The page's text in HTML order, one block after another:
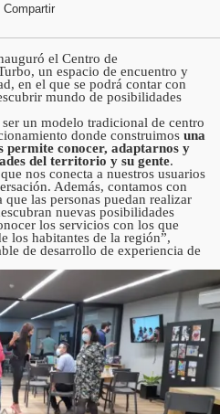
Compartir
el Centro de
un espacio de encuentro y
en el que se podrá contar con
mundo de posibilidades
un modelo tradicional de centro
donde construimos una
permite conocer, adaptarnos y
del territorio y su gente.
nos conecta a nuestros usuarios
Además, contamos con
las personas puedan realizar
nuevas posibilidades
los servicios con los que
los habitantes de la región”,
de desarrollo de experiencia de